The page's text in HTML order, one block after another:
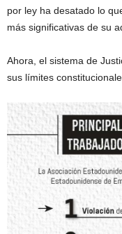
por ley ha desatado lo
más significativas de su
Ahora, el sistema de
sus límites